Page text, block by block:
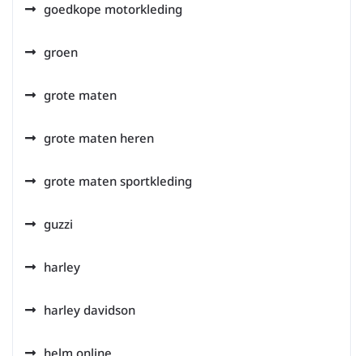
goedkope motorkleding
groen
grote maten
grote maten heren
grote maten sportkleding
guzzi
harley
harley davidson
helm online